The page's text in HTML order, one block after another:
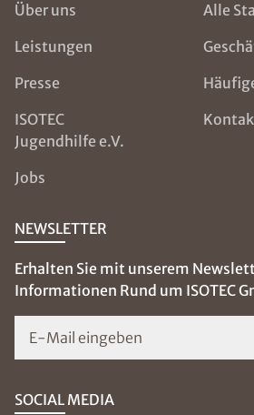
Über uns
Leistungen
Presse
ISOTEC
Jugendhilfe e.V.
Jobs
Alle
NEWSLETTER
Erhalten Sie mit unserem
Informationen Rund um ISOTEC
E-Mail eingeben
SOCIAL MEDIA